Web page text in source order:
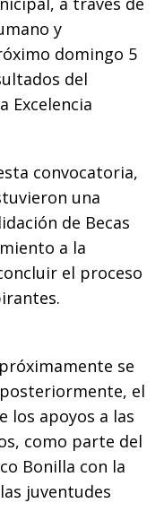
ti
r
y
domingo 5
del
Excelencia
convocatoria,
una
de Becas
a la
el proceso
se
el
los apoyos a las
como parte del
Bonilla con la
juventudes